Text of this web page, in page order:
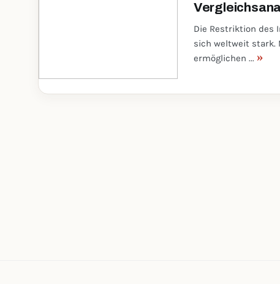
Die Restriktion des
sich weltweit stark.
ermöglichen ... »